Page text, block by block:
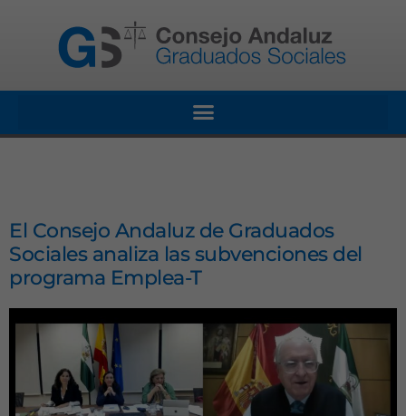
El Consejo Andaluz de Graduados
Sociales analiza las subvenciones del
programa Emplea-T